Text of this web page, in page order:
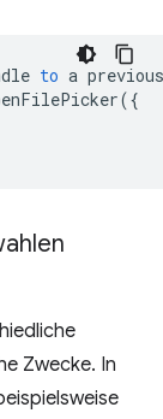
to a
({
Zwecke. In